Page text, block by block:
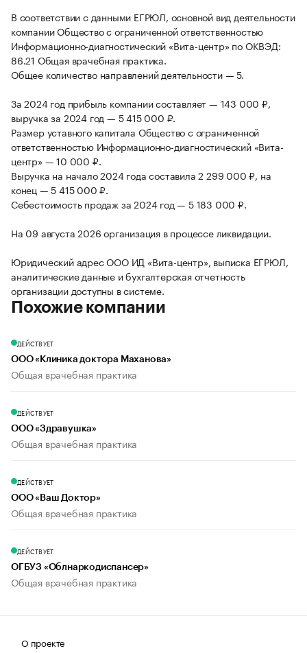
В соответствии с данными ЕГРЮЛ, основной вид деятельности
компании Общество с ограниченной ответственностью
Информационно-диагностический «Вита-центр» по ОКВЭД:
86.21 Общая врачебная практика.
Общее количество направлений деятельности — 5.
За 2024 год прибыль компании составляет — 143 000 ₽,
выручка за 2024 год — 5 415 000 ₽.
Размер уставного капитала Общество с ограниченной
ответственностью Информационно-диагностический «Вита-
центр» — 10 000 ₽.
Выручка на начало 2024 года составила 2 299 000 ₽, на
конец — 5 415 000 ₽.
Себестоимость продаж за 2024 год — 5 183 000 ₽.
На 09 августа 2026 организация в процессе ликвидации.
Юридический адрес ООО ИД «Вита-центр», выписка ЕГРЮЛ,
аналитические данные и бухгалтерская отчетность
организации доступны в системе.
Похожие компании
ДЕЙСТВУЕТ
ООО «Клиника доктора Маханова»
Общая врачебная практика
ДЕЙСТВУЕТ
ООО «Здравушка»
Общая врачебная практика
ДЕЙСТВУЕТ
ООО «Ваш Доктор»
Общая врачебная практика
ДЕЙСТВУЕТ
ОГБУЗ «Облнаркодиспансер»
Общая врачебная практика
О проекте